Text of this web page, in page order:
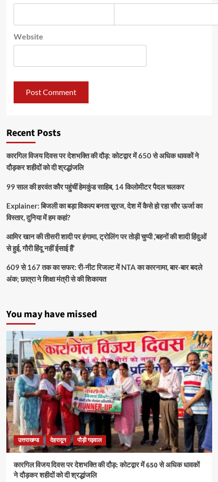
Website
Recent Posts
कारगिल विजय दिवस पर देशभक्ति की दौड़: कोटद्वार में 650 से अधिक धावकों ने
दौड़कर शहीदों को दी श्रद्धांजलि
99 साल की हरवंत कौर पहुंचीं हेमकुंड साहिब, 14 किलोमीटर पैदल चलकर
Explainer: बिजली का बड़ा विकल्प बनता सूरज, देश में कैसे हो रहा सौर ऊर्जा का
विस्तार, दुनिया में हम कहां?
आमिर खान की तीसरी शादी पर हंगामा, ट्रोलिंग पर तोड़ी चुप्पी ,’बहनों की शादी हिंदुओं
से हुई, गौरी हिंदू नहीं ईसाई हैं’
609 से 167 तक का सफर: री-नीट रिजल्ट में NTA का कारनामा, बार-बार बदले
अंक; छात्रा ने शिक्षा मंत्री से की शिकायत
You may have missed
उत्तराखण्ड देहरादून पौड़ी गढ़वाल
कारगिल विजय दिवस पर देशभक्ति की दौड़: कोटद्वार में 650 से अधिक धावकों
ने दौड़कर शहीदों को दी श्रद्धांजलि